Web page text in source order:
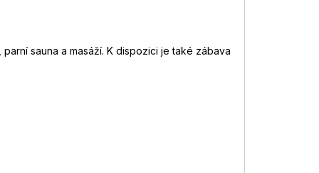
sauna a masáží. K dispozici je také zábava